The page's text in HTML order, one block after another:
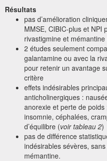
Résultats
pas d’amélioration
MMSE, CIBIC-plus et NPI
rivastigmine et mémantine
2 études seulement
galantamine ou avec la
pour retenir un avantage
critère
effets indésirables
anticholinergiques :
anorexie et perte de
insomnie, céphalées,
d’équilibre (voir tableau 2)
pas de différence
indésirables sévères,
mémantine.